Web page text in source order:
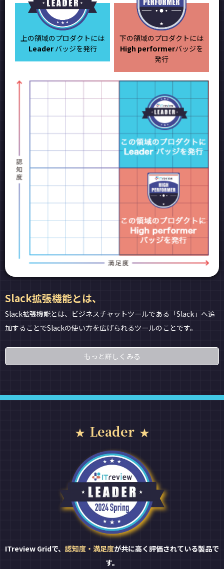
上の領域のプロダクトには
Leaderバッジを発行
下の領域のプロダクトには
High performerバッジを
発行
Slack拡張機能とは、
Slack拡張機能とは、ビジネスチャットツールである「Slack」へ追
加することでSlackの使い方を広げられるツールのことです。
もっと詳しくみる
Leader
ITreview Gridで、 認知度・満足度が共に高く評価されている製品で
す。